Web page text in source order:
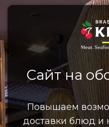
Сайт на
Повышаем
доставки блюд и